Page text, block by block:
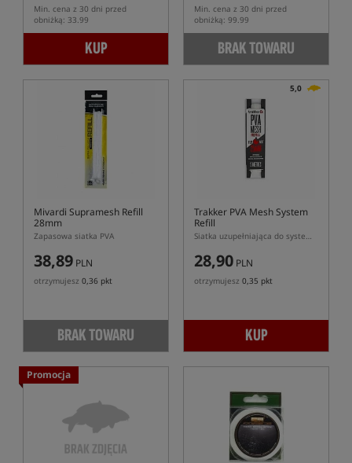
Min. cena z 30 dni przed
obniżką: 33.99
KUP
Min. cena z 30 dni przed
obniżką: 99.99
BRAK TOWARU
Mivardi Supramesh Refill
28mm
Zapasowa siatka PVA
38,89 PLN
otrzymujesz 0,36 pkt
BRAK TOWARU
5,0
Trakker PVA Mesh System
Refill
Siatka uzupełniająca do systemu Trakker PVA Mesh System
28,90 PLN
otrzymujesz 0,35 pkt
KUP
Promocja